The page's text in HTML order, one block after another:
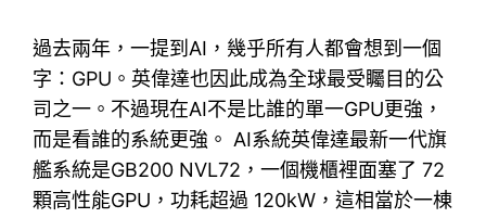
過去兩年，一提到AI，幾乎所有人都會想到一個
字：GPU。英偉達也因此成為全球最受矚目的公
司之一。不過現在AI不是比誰的單一GPU更強，
而是看誰的系統更強。 AI系統英偉達最新一代旗
艦系統是GB200 NVL72，一個機櫃裡面塞了 72
顆高性能GPU，功耗超過 120kW，這相當於一棟